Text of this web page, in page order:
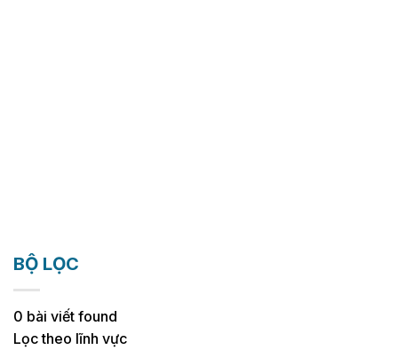
BỘ LỌC
0 bài viết found
Lọc theo lĩnh vực